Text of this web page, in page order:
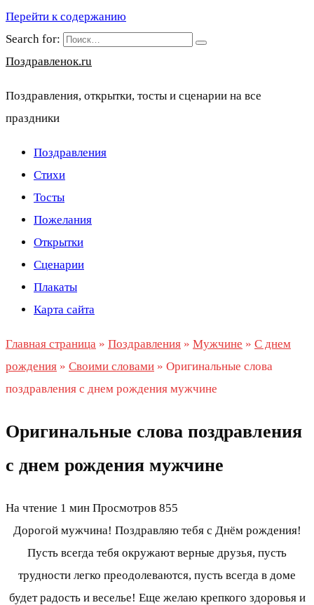
Перейти к содержанию
Search for:
Поздравленок.ru
Поздравления, открытки, тосты и сценарии на все
праздники
Поздравления
Стихи
Тосты
Пожелания
Открытки
Сценарии
Плакаты
Карта сайта
Главная страница » Поздравления » Мужчине » С днем
рождения » Своими словами » Оригинальные слова
поздравления с днем рождения мужчине
Оригинальные слова поздравления
с днем рождения мужчине
На чтение 1 мин Просмотров 855
Дорогой мужчина! Поздравляю тебя с Днём рождения!
Пусть всегда тебя окружают верные друзья, пусть
трудности легко преодолеваются, пусть всегда в доме
будет радость и веселье! Еще желаю крепкого здоровья и